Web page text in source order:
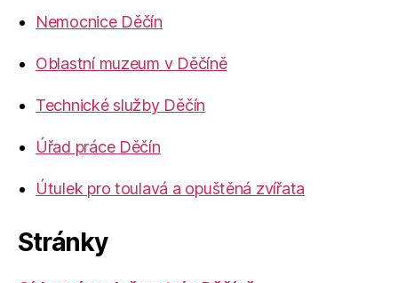
Nemocnice Děčín
Oblastní muzeum v Děčíně
Technické služby Děčín
Úřad práce Děčín
Útulek pro toulavá a opuštěná zvířata
Stránky